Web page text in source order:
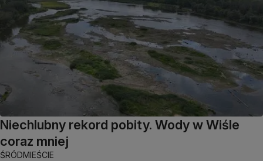
Niechlubny rekord pobity. Wody w Wiśle
coraz mniej
ŚRÓDMIEŚCIE